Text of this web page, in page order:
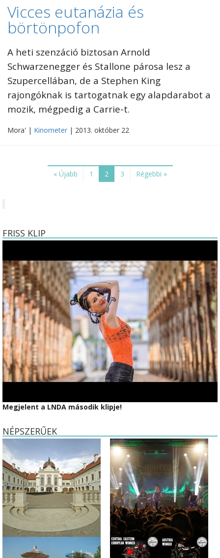
Vicces eutanázia és
börtönpofon
A heti szenzáció biztosan Arnold
Schwarzenegger és Stallone párosa lesz a
Szupercellában, de a Stephen King
rajongóknak is tartogatnak egy alapdarabot a
mozik, mégpedig a Carrie-t.
Mora' | Kinometer | 2013. október 22
« Újabb 1 2 3 Régebbi »
FRISS KLIP
Megjelent a LNDA második klipje!
NÉPSZERŰEK